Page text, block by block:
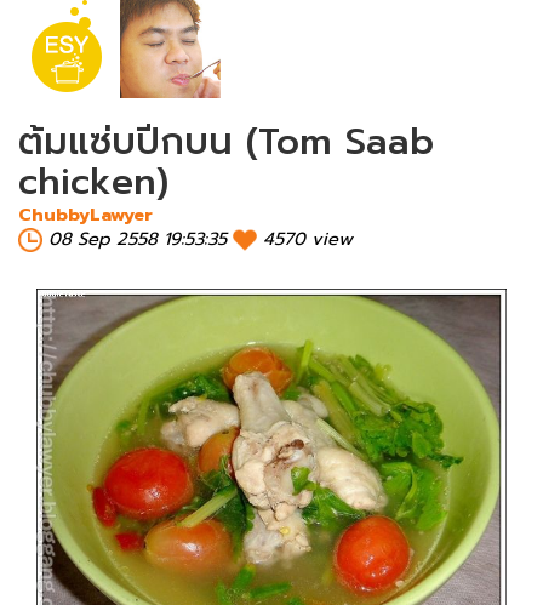
ต้มแซ่บปีกบน (Tom Saab
chicken)
ChubbyLawyer
08 Sep 2558 19:53:35
4570 view